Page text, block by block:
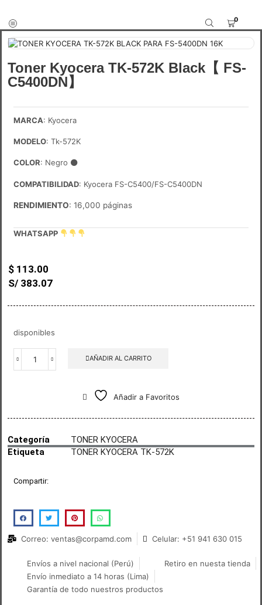
0
Toner Kyocera TK-572K Black【 FS-
C5400DN】
MARCA: Kyocera
MODELO: Tk-572K
COLOR: Negro ⚫
COMPATIBILIDAD: Kyocera FS-C5400/FS-C5400DN
RENDIMIENTO: 16,000 páginas
WHATSAPP
$ 113.00
S/ 383.07
disponibles
AÑADIR AL CARRITO
Añadir a Favoritos
Categoría
TONER KYOCERA
Etiqueta
TONER KYOCERA TK-572K
Compartir:
Correo: ventas@corpamd.com Celular: +51 941 630 015
Envíos a nivel nacional (Perú)
Retiro en nuesta tienda
Envío inmediato a 14 horas (Lima)
Garantía de todo nuestros productos